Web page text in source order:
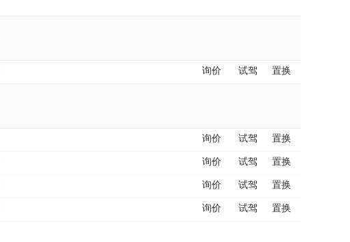
询价 试驾 置换
询价 试驾 置换
询价 试驾 置换
询价 试驾 置换
询价 试驾 置换